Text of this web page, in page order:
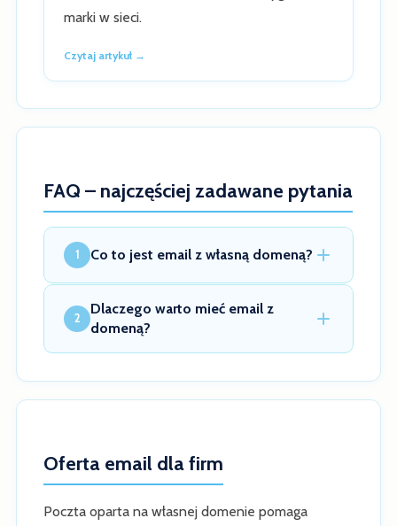
marki w sieci.
Czytaj artykuł →
FAQ – najczęściej zadawane pytania
1 Co to jest email z własną domeną?
2
Dlaczego warto mieć email z
domeną?
Oferta email dla firm
Poczta oparta na własnej domenie pomaga